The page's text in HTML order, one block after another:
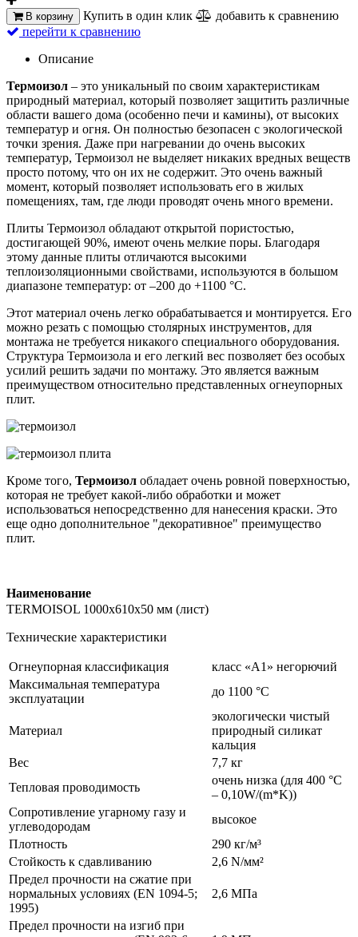
В корзину Купить в один клик
добавить к сравнению
перейти к сравнению
Описание
Термоизол – это уникальный по своим характеристикам
природный материал, который позволяет защитить различные
области вашего дома (особенно печи и камины), от высоких
температур и огня. Он полностью безопасен с экологической
точки зрения. Даже при нагревании до очень высоких
температур, Термоизол не выделяет никаких вредных веществ
просто потому, что он их не содержит. Это очень важный
момент, который позволяет использовать его в жилых
помещениях, там, где люди проводят очень много времени.
Плиты Термоизол обладают открытой пористостью,
достигающей 90%, имеют очень мелкие поры. Благодаря
этому данные плиты отличаются высокими
теплоизоляционными свойствами, используются в большом
диапазоне температур: от –200 до +1100 °C.
Этот материал очень легко обрабатывается и монтируется. Его
можно резать с помощью столярных инструментов, для
монтажа не требуется никакого специального оборудования.
Структура Термоизола и его легкий вес позволяет без особых
усилий решить задачи по монтажу. Это является важным
преимуществом относительно представленных огнеупорных
плит.
Кроме того, Термоизол обладает очень ровной поверхностью,
которая не требует какой-либо обработки и может
использоваться непосредственно для нанесения краски. Это
еще одно дополнительное "декоративное" преимущество
плит.
Наименование
TERMOISOL 1000х610х50 мм (лист)
Технические характеристики
Огнеупорная классификация
класс «А1» негорючий
Максимальная температура
эксплуатации
до 1100 °C
Материал
экологически чистый
природный силикат
кальция
Вес
7,7 кг
Тепловая проводимость
очень низка (для 400 °C
– 0,10W/(m*K))
Сопротивление угарному газу и
углеводородам
высокое
Плотность
290 кг/м³
Стойкость к сдавливанию
2,6 N/мм²
Предел прочности на сжатие при
нормальных условиях (EN 1094-5;
1995)
2,6 MПa
Предел прочности на изгиб при